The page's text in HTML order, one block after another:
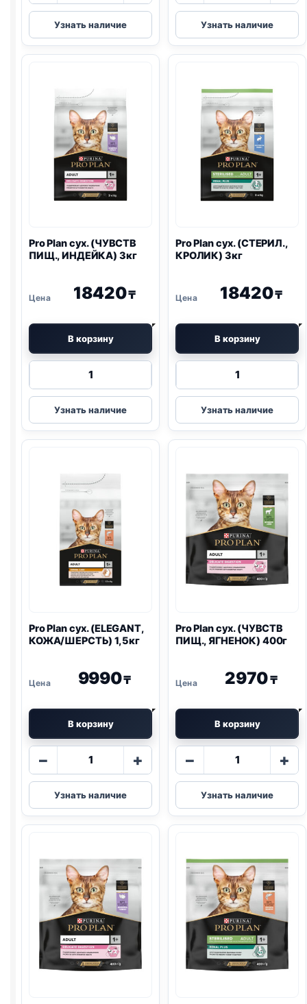
Pro
Plan
Vet
1,5кг
Узнать наличие
Pro
Plan
Vet
1,5кг
Узнать наличие
Pro Planсух. (ЧУВСТВ
ПИЩ., ИНДЕЙКА) 3кг
18420₸
В корзину
Количество
Pro
Plan
сух.
ИНДЕЙКА)
Узнать наличие
Pro Planсух. (СТЕРИЛ.,
КРОЛИК) 3кг
18420₸
В корзину
Количество
Pro
Plan
сух.
3кг
Узнать наличие
Pro Planсух. (ELEGANT,
КОЖА/ШЕРСТЬ) 1,5кг
9990₸
В корзину
−
Количество
Pro
Plan
сух.
ШЕРСТЬ)
1,5кг
+
Узнать наличие
Pro Planсух. (ЧУВСТВ
ПИЩ., ЯГНЕНОК) 400г
2970₸
В корзину
−
Количество
Pro
Plan
сух.
ЯГНЕНОК)
400г
+
Узнать наличие